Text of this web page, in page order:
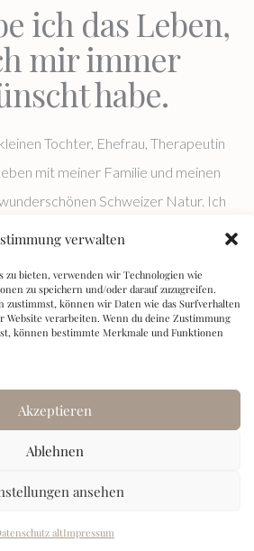
verwalten
bieten, verwenden wir Technologien wie
zu speichern und/oder darauf zuzugreifen.
zustimmst, können wir Daten wie das Surfverhalten
Website verarbeiten. Wenn du deine Zustimmung
können bestimmte Merkmale und Funktionen
Akzeptieren
Ablehnen
ansehen
altImpressum
ich das Leben,
mir immer
habe.
Tochter, Ehefrau, Therapeutin
mit meiner Familie und meinen
Schweizer Natur. Ich
sehr selten Migräneattacken und
verschafft. Ich bin so dankbar für
neue Leben.